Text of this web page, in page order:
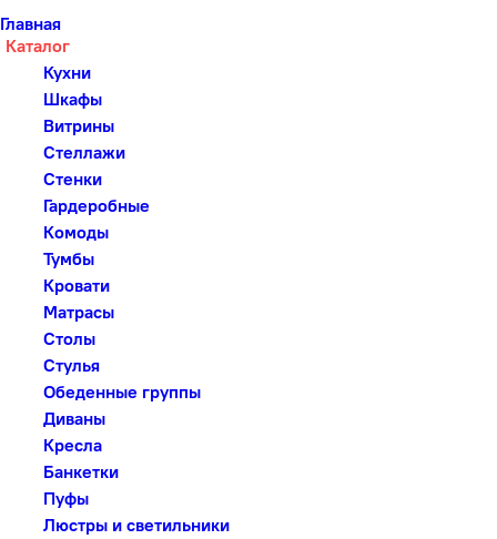
Главная
Каталог
Кухни
Шкафы
Витрины
Стеллажи
Стенки
Гардеробные
Комоды
Тумбы
Кровати
Матрасы
Столы
Стулья
Обеденные группы
Диваны
Кресла
Банкетки
Пуфы
Люстры и светильники